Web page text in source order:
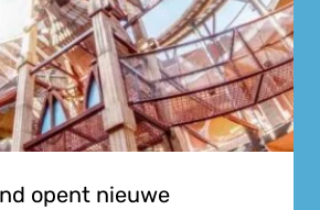
opent nieuwe